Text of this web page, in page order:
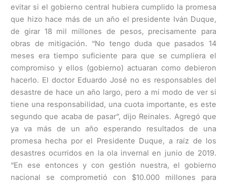
evitar si el gobierno central hubiera cumplido la promesa
que hizo hace más de un año el presidente Iván Duque,
de girar 18 mil millones de pesos, precisamente para
obras de mitigación. “No tengo duda que pasados 14
meses era tiempo suficiente para que se cumpliera el
compromiso y ellos (gobierno) actuaran como debieron
hacerlo. El doctor Eduardo José no es responsables del
desastre de hace un año largo, pero a mi modo de ver si
tiene una responsabilidad, una cuota importante, es este
segundo que acaba de pasar”, dijo Reinales. Agregó que
ya va más de un año esperando resultados de una
promesa hecha por el Presidente Duque, a raíz de los
desastres ocurridos en la ola invernal en junio de 2019.
“En ese entonces y con gestión nuestra, el gobierno
nacional se comprometió con $10.000 millones para